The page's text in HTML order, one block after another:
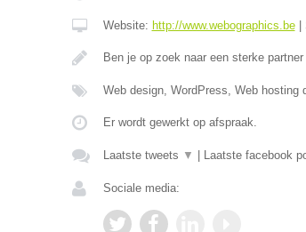
Website: http://www.webographics.be|
Ben je op zoek naar een sterke
Web design, WordPress, Web hosting
Er wordt gewerkt op afspraak.
Laatste tweets ▼ Laatste facebook
Sociale media: